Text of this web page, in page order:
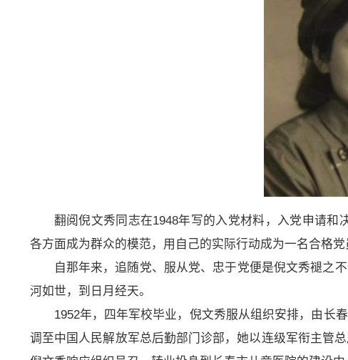
翻阅倪文秀同志在1948年写的入党材料，入党申请和
各方面成为群众的模范，用自己的实际行动成为一名合格
自那年来，追随党、服从党、忠于党便是倪文秀褪之
河如世，到日月经天。
1952年，四年军校毕业，倪文秀服从组织安排，由长
调至中国人民解放军总后勤部门诊部，她以连级军衔主管